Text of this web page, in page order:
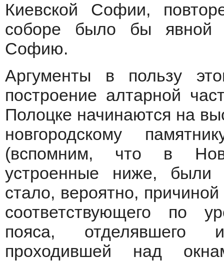
Киевской Софии,
соборе было бы явной
Софию.
Аргументы в пользу
построение алтарной
Полоцке начинаются на
новгородскому
(вспомним, что в
устроенные ниже, были
стало, вероятно,
соответствующего по
пояса, отделявшего
проходившей над